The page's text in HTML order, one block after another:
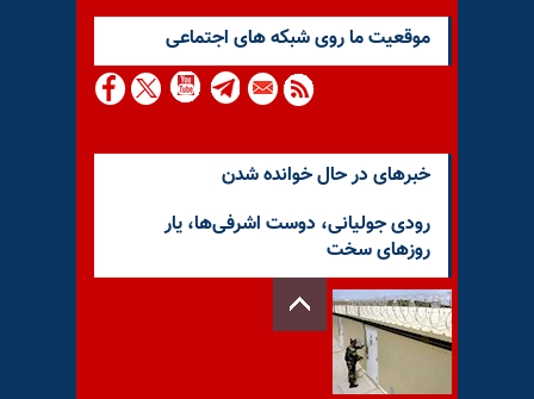
موقعيت ما روى شبكه هاى اجتماعى
خبرهای در حال خوانده شدن
رودی جولیانی، دوست اشرفی‌ها، یار
روزهای سخت